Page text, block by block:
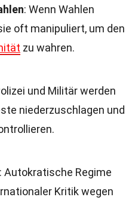
: Wenn Wahlen
oft manipuliert, um den
zu wahren.
und Militär werden
niederzuschlagen und
: Autokratische Regime
Kritik wegen